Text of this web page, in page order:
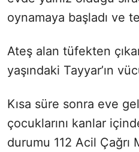
oynamaya başladı ve
Ateş alan tüfekten
yaşındaki Tayyar’ın
Kısa süre sonra eve
çocuklarını kanlar
durumu 112 Acil Çağrı